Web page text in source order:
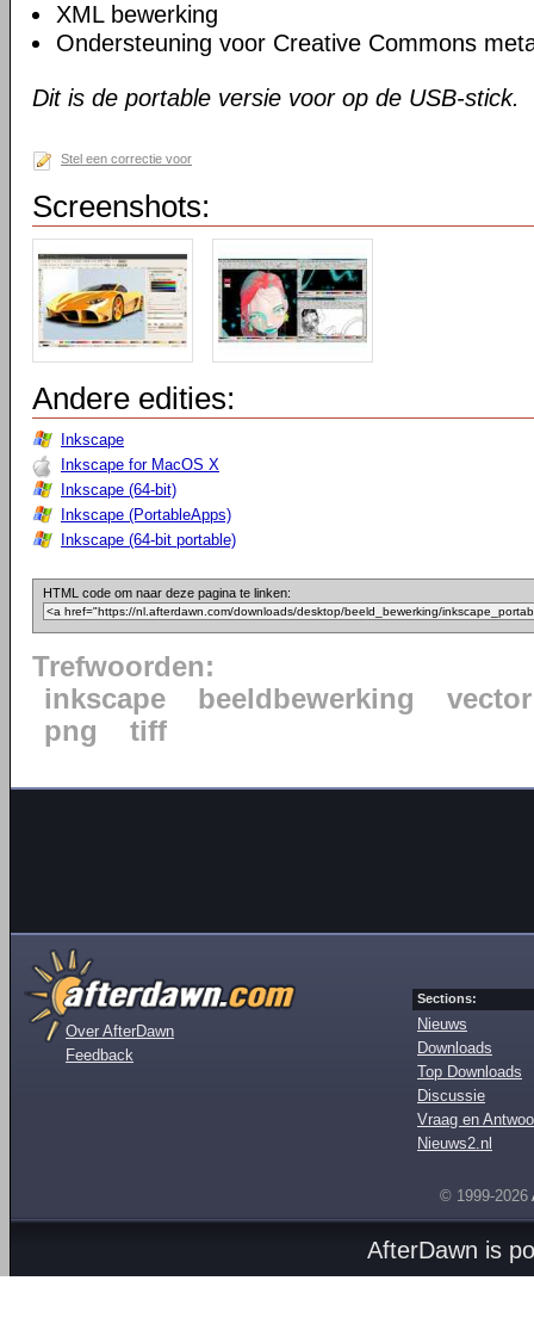
XML bewerking
Ondersteuning voor Creative Commons
Dit is de portable versie voor op de USB-stick.
Stel een correctie voor
Screenshots:
Andere edities:
Inkscape
Inkscape for MacOS X
Inkscape (64-bit)
Inkscape (PortableApps)
Inkscape (64-bit portable)
HTML code om naar deze pagina te linken:
Trefwoorden:
inkscape
beeldbewerking
vector
png
tiff
Over AfterDawn
Feedback
Sections:
Nieuws
Downloads
Top Downloads
Discussie
Vraag en
Nieuws2.nl
© 1999-2026
AfterDawn is